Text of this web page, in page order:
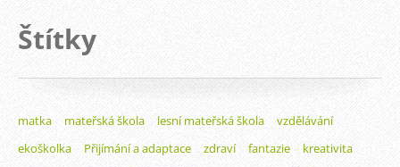
Štítky
matka mateřská škola lesní mateřská škola
vzdělávání
ekoškolka
Přijímání a adaptace zdraví fantazie
kreativita